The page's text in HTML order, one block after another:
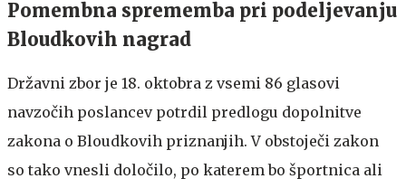
Pomembna sprememba pri podeljevanju
Bloudkovih nagrad
Državni zbor je 18. oktobra z vsemi 86 glasovi
navzočih poslancev potrdil predlogu dopolnitve
zakona o Bloudkovih priznanjih. V obstoječi zakon
so tako vnesli določilo, po katerem bo športnica ali